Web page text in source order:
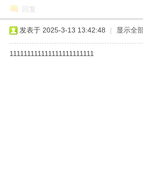
回复
发表于 2025-3-13 13:42:48 | 显示全
111111111111111111111111